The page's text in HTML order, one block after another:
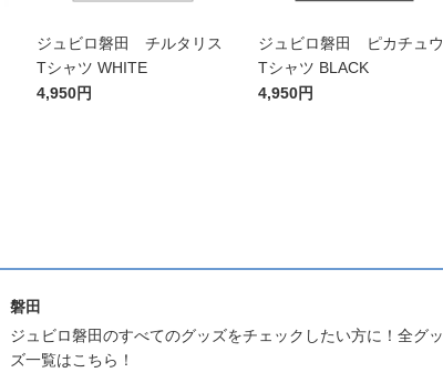
ジュビロ磐田 チルタリス
Tシャツ WHITE
4,950円
ジュビロ磐田 ピカチュウ
Tシャツ BLACK
4,950円
磐田
ジュビロ磐田のすべてのグッズをチェックしたい方に！全グッ
ズ一覧はこちら！